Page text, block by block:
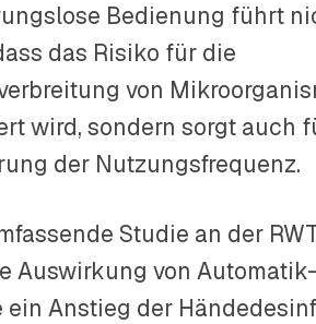
Bedienung führt
das Risiko für die
von
wird, sondern sorgt auch
der Nutzungsfrequenz.
Studie an der
Auswirkung von
ein Anstieg der